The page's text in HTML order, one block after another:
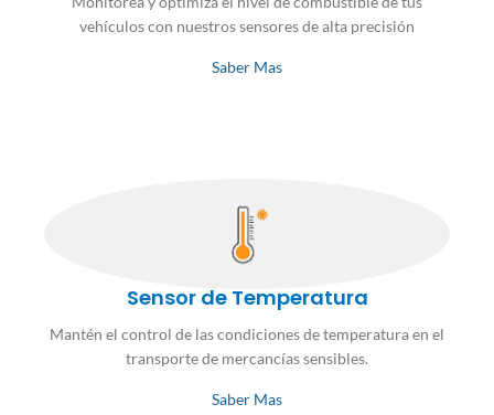
vehículos con nuestros sensores de alta precisión
Saber Mas
Sensor de Temperatura
Mantén el control de las condiciones de temperatura en el
transporte de mercancías sensibles.
Saber Mas